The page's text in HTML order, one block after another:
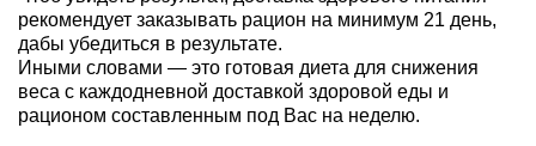
рекомендует заказывать рацион на минимум 21 день,
дабы убедиться в результате.
Иными словами — это готовая диета для снижения
веса с каждодневной доставкой здоровой еды и
рационом составленным под Вас на неделю.